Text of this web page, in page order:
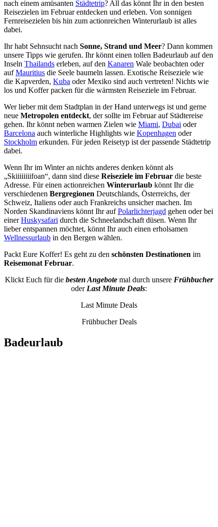
nach einem amüsanten Städtetrip? All das könnt Ihr in den besten
Reisezielen im Februar entdecken und erleben. Von sonnigen
Fernreisezielen bis hin zum actionreichen Winterurlaub ist alles
dabei.
Ihr habt Sehnsucht nach Sonne, Strand und Meer? Dann kommen
unsere Tipps wie gerufen. Ihr könnt einen tollen Badeurlaub auf den
Inseln Thailands erleben, auf den Kanaren Wale beobachten oder
aufMauritius die Seele baumeln lassen. Exotische Reiseziele wie
die Kapverden, Kuba oder Mexiko sind auch vertreten! Nichts wie
los und Koffer packen für die wärmsten Reiseziele im Februar.
Wer lieber mit dem Stadtplan in der Hand unterwegs ist und gerne
neue Metropolen entdeckt, der sollte im Februar auf Städtereise
gehen. Ihr könnt neben warmen Zielen wie Miami, Dubai oder
Barcelona auch winterliche Highlights wie Kopenhagen oder
Stockholm erkunden. Für jeden Reisetyp ist der passende Städtetrip
dabei.
Wenn Ihr im Winter an nichts anderes denken könnt als
„Skiiiiiiiifoan“, dann sind diese Reiseziele im Februar die beste
Adresse. Für einen actionreichen Winterurlaub könnt Ihr die
verschiedenen Bergregionen Deutschlands, Österreichs, der
Schweiz, Italiens oder auch Frankreichs unsicher machen. Im
Norden Skandinaviens könnt Ihr aufPolarlichterjagd gehen oder bei
einerHuskysafari durch die Schneelandschaft düsen. Wenn Ihr
lieber entspannen möchtet, könnt Ihr auch einen erholsamen
Wellnessurlaub in den Bergen wählen.
Packt Eure Koffer! Es geht zu den schönsten Destinationen im
Reisemonat Februar.
Klickt Euch für die besten Angebote mal durch unsere Frühbucher
oder Last Minute Deals:
Last Minute Deals
Frühbucher Deals
Badeurlaub